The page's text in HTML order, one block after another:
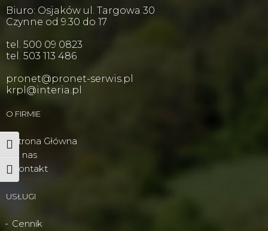
Wysoki kontrast
Powiększ tekst
Biuro: Osjaków ul. Targowa 30
Czynne od 9.30 do 17
tel. 500 09 0823
tel. 503 113 486
pronet@pronet-serwis.pl
krpl@interia.pl
O FIRMIE
Strona Główna
O nas
Kontakt
USŁUGI
Cennik